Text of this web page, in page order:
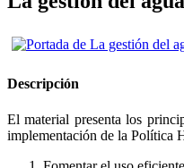
Descripción
El material presenta los
implementación de la Política